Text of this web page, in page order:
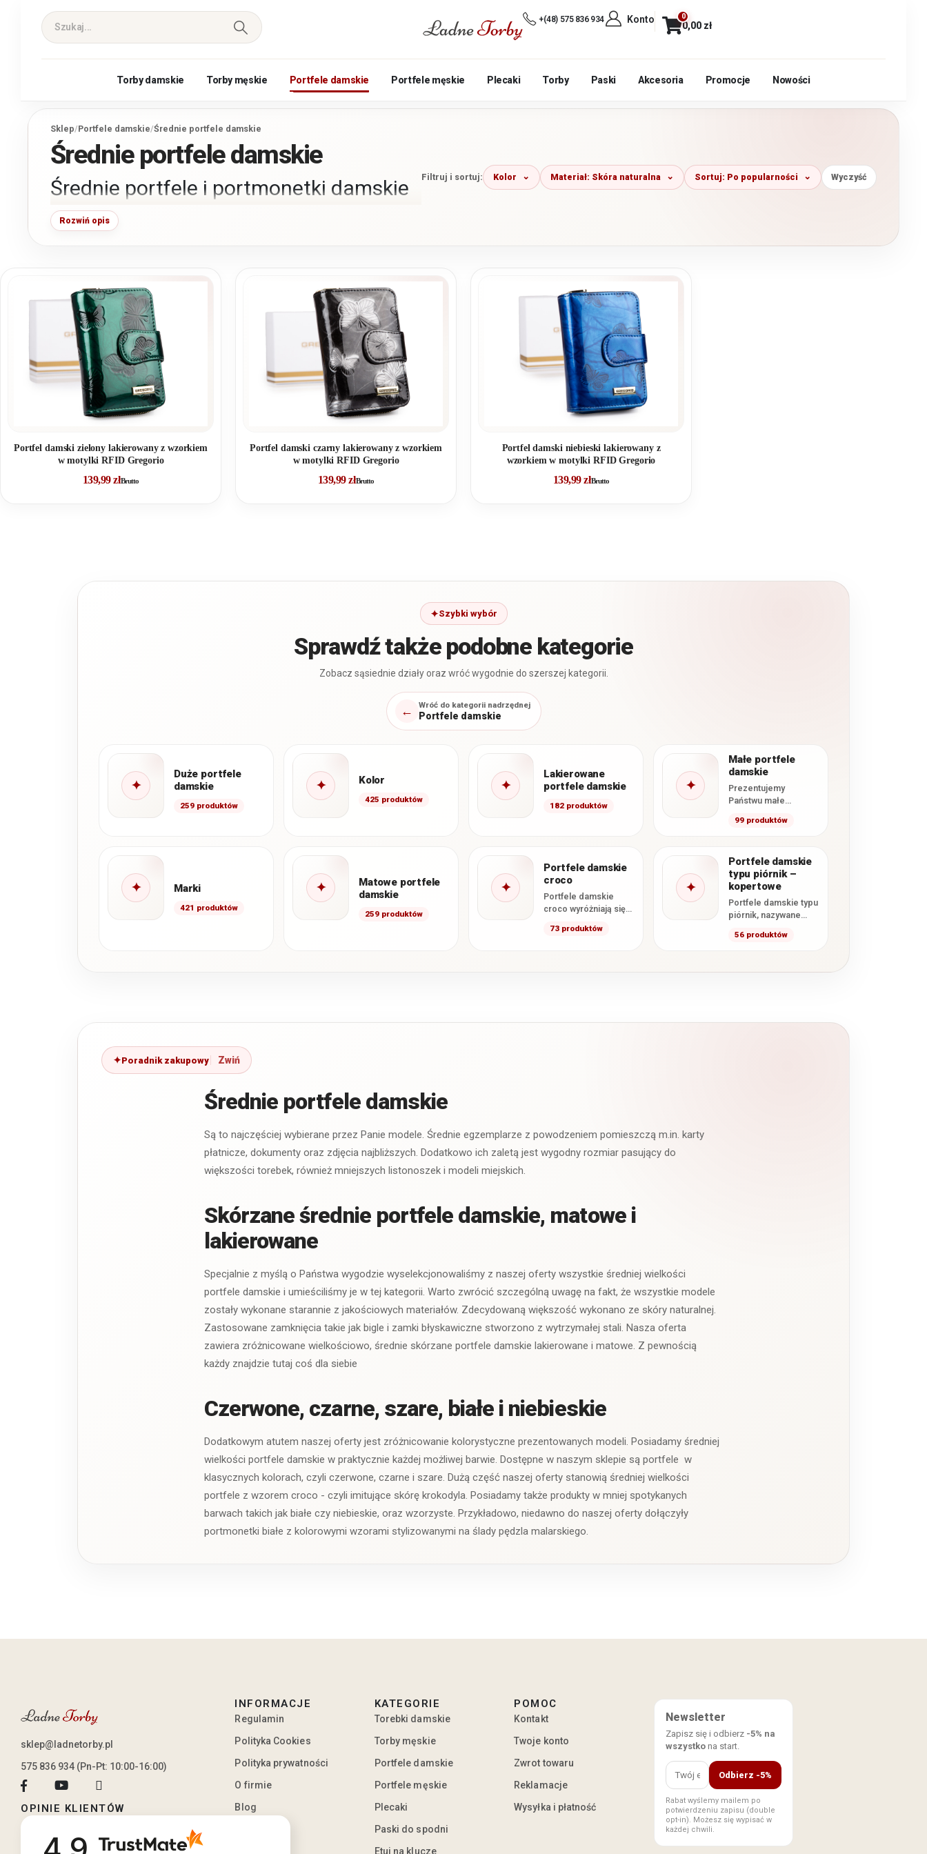
+(48) 575 836 934 Konto 0
0,00 zł
Torby damskie Torby męskie Portfele damskie Portfele męskie Plecaki Torby Paski Akcesoria Promocje Nowości
Sklep/Portfele damskie/Średnie portfele damskie
Średnie portfele damskie
Średnie portfele i portmonetki damskie
Średnie portfele damskie łączą w sobie optymalną pojemność z wygodnymi
modele i dzierżyć miano głównej portmonetki. Panie wybierają te wygodnej wielkości
modele ponieważ mieszczą się one nawet do mniejszych torebek miejskich, typu
listonoszki czy nawet kopertówek. Ich dodatkową zaletą jest to, ze nie musimy się
zbytnio ograniczać i bez trudu zmieścimy w ich wnętrzu wszystkie potrzebne
akcesoria.
Rozwiń opis
Filtruj i sortuj: Kolor Materiał: Skóra naturalna Sortuj: Po popularności Wyczyść
Portfel damski zielony lakierowany z wzorkiem
w motylki RFID Gregorio
139,99złBrutto
Portfel damski czarny lakierowany z wzorkiem
w motylki RFID Gregorio
139,99złBrutto
Portfel damski niebieski lakierowany z
wzorkiem w motylki RFID Gregorio
139,99złBrutto
Szybki wybór
Sprawdź także podobne kategorie
Zobacz sąsiednie działy oraz wróć wygodnie do szerszej kategorii.
← Wróć do kategorii nadrzędnej
Portfele damskie
✦
Duże portfele
damskie
259 produktów
✦ Kolor
425 produktów
✦
Lakierowane
portfele damskie
182 produktów
✦
Małe portfele
damskie
Prezentujemy
Państwu małe
które
oferty. Zawarliśmy
tutaj wszystkie
dostępne u…
99 produktów
✦ Marki
421 produktów
✦
Matowe portfele
damskie
259 produktów
✦
Portfele damskie
croco
Portfele damskie
croco wyróżniają się
wygląd skóry
73 produktów
✦
Portfele damskie
typu piórnik –
kopertowe
Portfele damskie typu
piórnik, nazywane
kopertowymi, to duże
56 produktów
Poradnik zakupowy
Średnie portfele damskie
Są to najczęściej wybierane przez Panie modele. Średnie egzemplarze z powodzeniem pomieszczą m.in. karty
płatnicze, dokumenty oraz zdjęcia najbliższych. Dodatkowo ich zaletą jest wygodny rozmiar pasujący do
większości torebek, również mniejszych listonoszek i modeli miejskich.
Skórzane średnie portfele damskie, matowe i
lakierowane
Specjalnie z myślą o Państwa wygodzie wyselekcjonowaliśmy z naszej oferty wszystkie średniej wielkości
portfele damskie i umieściliśmy je w tej kategorii. Warto zwrócić szczególną uwagę na fakt, że wszystkie modele
zostały wykonane starannie z jakościowych materiałów. Zdecydowaną większość wykonano ze skóry naturalnej.
Zastosowane zamknięcia takie jak bigle i zamki błyskawiczne stworzono z wytrzymałej stali. Nasza oferta
zawiera zróżnicowane wielkościowo, średnie skórzane portfele damskie lakierowane i matowe. Z pewnością
każdy znajdzie tutaj coś dla siebie
Czerwone, czarne, szare, białe i niebieskie
Dodatkowym atutem naszej oferty jest zróżnicowanie kolorystyczne prezentowanych modeli. Posiadamy średniej
wielkości portfele damskie w praktycznie każdej możliwej barwie. Dostępne w naszym sklepie są portfele w
klasycznych kolorach, czyli czerwone, czarne i szare. Dużą część naszej oferty stanowią średniej wielkości
portfele z wzorem croco - czyli imitujące skórę krokodyla. Posiadamy także produkty w mniej spotykanych
barwach takich jak białe czy niebieskie, oraz wzorzyste. Przykładowo, niedawno do naszej oferty dołączyły
portmonetki białe z kolorowymi wzorami stylizowanymi na ślady pędzla malarskiego.
sklep@ladnetorby.pl
575 836 934 (Pn-Pt: 10:00-16:00)
OPINIE KLIENTÓW
INFORMACJE
Regulamin
Polityka Cookies
Polityka prywatności
O firmie
Blog
KATEGORIE
Torebki damskie
Torby męskie
Portfele damskie
Portfele męskie
Plecaki
Paski do spodni
Etui na klucze
POMOC
Kontakt
Twoje konto
Zwrot towaru
Reklamacje
Wysyłka i płatność
Newsletter
Zapisz się i odbierz -5% na
wszystkona start.
Odbierz -5%
Rabat wyślemy mailem po
potwierdzeniu zapisu (double
opt-in). Możesz się wypisać w
każdej chwili.